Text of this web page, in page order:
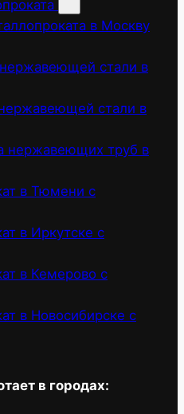
в Москву
стали в
стали в
нержавеющих труб в
в Тюмени с
в Иркутске с
в Кемерово с
в Новосибирске с
в городах: